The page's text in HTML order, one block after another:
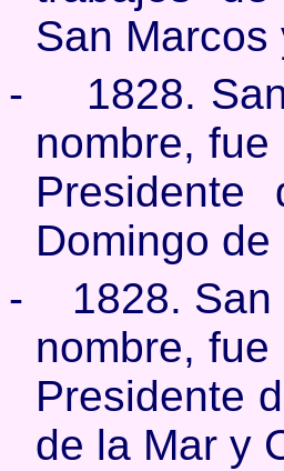
San
-
1828.
nombre,
Domingo
-
1828.
nombre,
Presidente
de la Mar y